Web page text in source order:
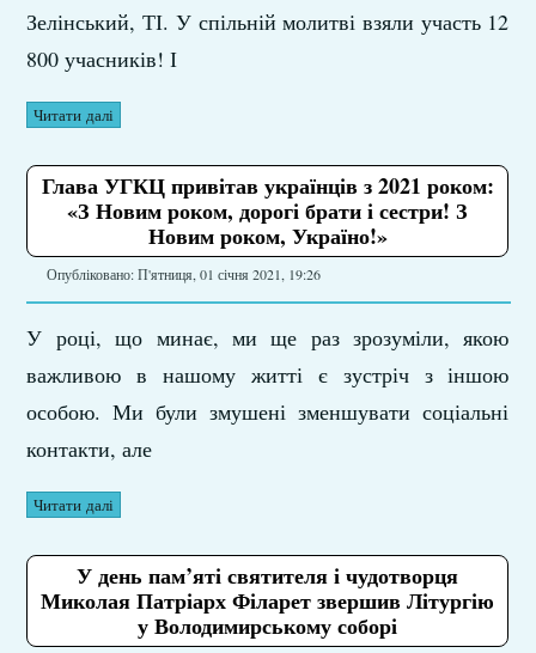
Зелінський, ТІ. У спільній молитві взяли участь 12
800 учасників! І
Читати далі
Глава УГКЦ привітав українців з 2021 роком:
«З Новим роком, дорогі брати і сестри! З
Новим роком, Україно!»
Опубліковано: П'ятниця, 01 січня 2021, 19:26
У році, що минає, ми ще раз зрозуміли, якою
важливою в нашому житті є зустріч з іншою
особою. Ми були змушені зменшувати соціальні
контакти, але
Читати далі
У день пам’яті святителя і чудотворця
Миколая Патріарх Філарет звершив Літургію
у Володимирському соборі